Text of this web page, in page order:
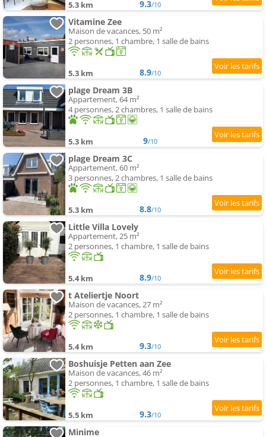
5.3 km 9.3/10
Vitamine Zee
Maison de vacances, 50 m²
2 personnes, 1 chambre, 1 salle de bains
5.3 km 8.9/10
plage Dream 3B
Appartement, 64 m²
4 personnes, 2 chambres, 1 salle de bains
5.3 km 9/10
plage Dream 3C
Appartement, 60 m²
3 personnes, 2 chambres, 1 salle de bains
5.3 km 8.8/10
Little Villa Lovely
Appartement, 25 m²
2 personnes, 1 chambre, 1 salle de bains
5.4 km 8.9/10
t Ateliertje Noort
Maison de vacances, 27 m²
2 personnes, 1 chambre, 1 salle de bains
5.4 km 9.3/10
Boshuisje Petten aan Zee
Maison de vacances, 46 m²
2 personnes, 1 chambre, 1 salle de bains
5.5 km 9.3/10
Minime